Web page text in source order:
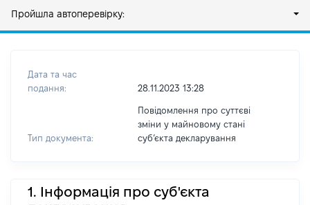
Пройшла автоперевірку:
Дата та час
подання:
28.11.2023 13:28
Тип документа:
Повідомлення про суттєві
зміни у майновому стані
субʼєкта декларування
1. Інформація про суб'єкта